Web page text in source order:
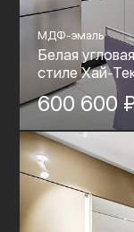
МДФ-эмаль
Белая
стиле Хай-
600 600